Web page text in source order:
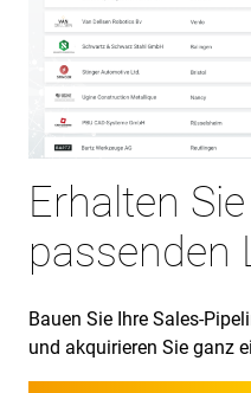
Erhalten
passenden
Bauen Sie Ihre Sales-
und akquirieren Sie ganz